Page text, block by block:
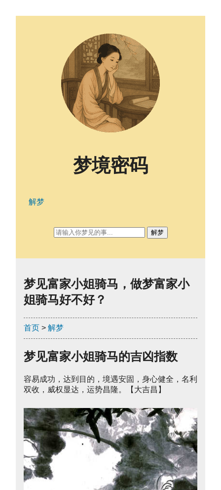
梦见富家小姐骑马，做梦富家小
姐骑马好不好？
首页 > 解梦
梦见富家小姐骑马的吉凶指数
容易成功，达到目的，境遇安固，身心健全，名利
双收，威权显达，运势昌隆。【大吉昌】
梦境密码
解梦
解梦